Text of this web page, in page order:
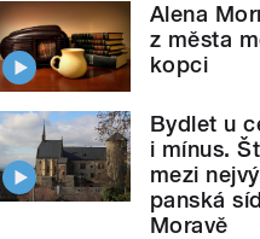
Alena
z města
kopci
Bydlet u
i mínus.
mezi
panská
Moravě